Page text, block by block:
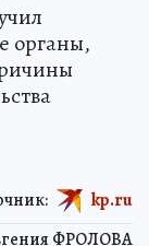
органы,
ФРОЛОВА
kp.ru